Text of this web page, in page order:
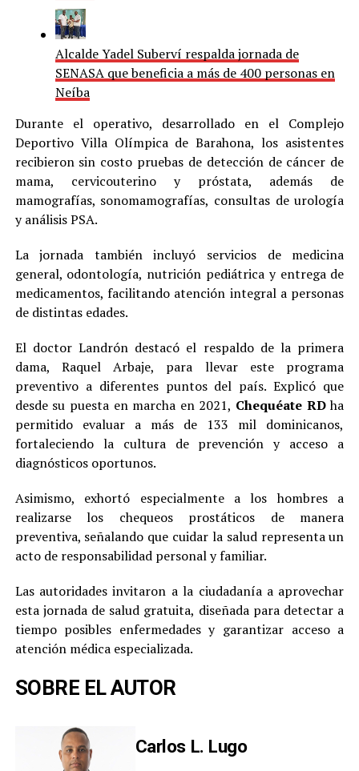
Alcalde Yadel Suberví respalda jornada de
SENASA que beneficia a más de 400 personas en
Neíba
Durante el operativo, desarrollado en el Complejo
Deportivo Villa Olímpica de Barahona, los asistentes
recibieron sin costo pruebas de detección de cáncer de
mama, cervicouterino y próstata, además de
mamografías, sonomamografías, consultas de urología
y análisis PSA.
La jornada también incluyó servicios de medicina
general, odontología, nutrición pediátrica y entrega de
medicamentos, facilitando atención integral a personas
de distintas edades.
El doctor Landrón destacó el respaldo de la primera
dama, Raquel Arbaje, para llevar este programa
preventivo a diferentes puntos del país. Explicó que
desde su puesta en marcha en 2021, Chequéate RDha
permitido evaluar a más de 133 mil dominicanos,
fortaleciendo la cultura de prevención y acceso a
diagnósticos oportunos.
Asimismo, exhortó especialmente a los hombres a
realizarse los chequeos prostáticos de manera
preventiva, señalando que cuidar la salud representa un
acto de responsabilidad personal y familiar.
Las autoridades invitaron a la ciudadanía a aprovechar
esta jornada de salud gratuita, diseñada para detectar a
tiempo posibles enfermedades y garantizar acceso a
atención médica especializada.
SOBRE EL AUTOR
Carlos L. Lugo